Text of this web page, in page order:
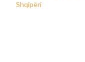
Shqipëri